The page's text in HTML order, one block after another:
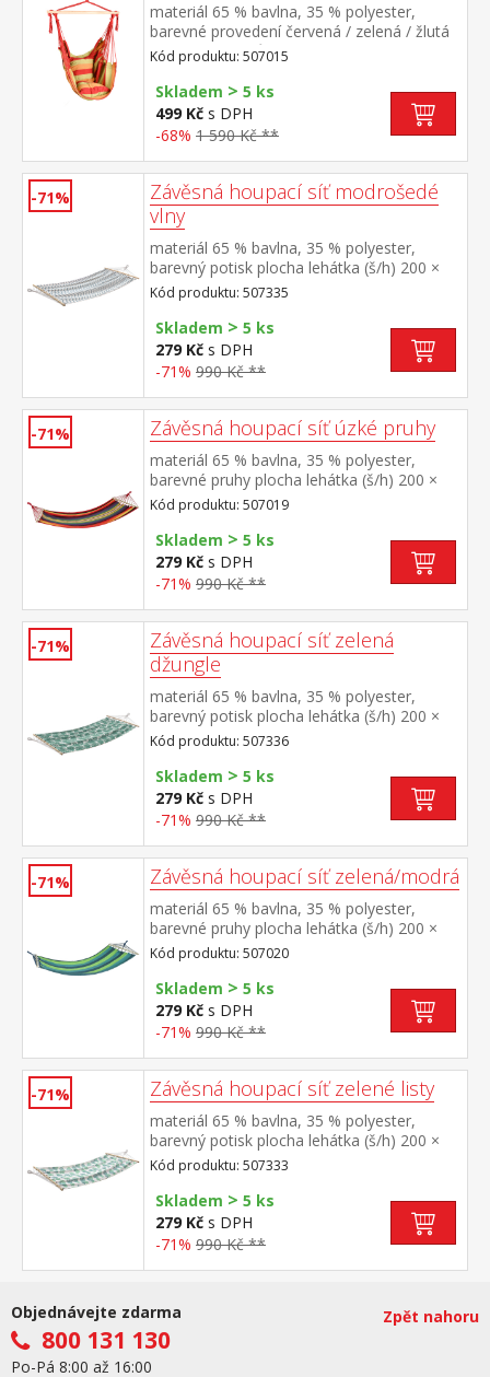
materiál 65 % bavlna, 35 % polyester,
barevné provedení červená / zelená / žlutá
rozměr polštářů (š/h) 35 × 35 cm rozpěrka
z tvrdého masivního dřeva o průměru 3,2
cm a délce 90 cm doporučená nosnost do
120 kg
Kód produktu: 507015
Skladem > 5 ks
499 Kč s DPH
-68% 1 590 Kč **
-71%
Závěsná houpací síť modrošedé
vlny
materiál 65 % bavlna, 35 % polyester,
barevný potisk plocha lehátka (š/h) 200 ×
100 cm doporučená nosnost do 100 kg
Kód produktu: 507335
Skladem > 5 ks
279 Kč s DPH
-71% 990 Kč **
-71% Závěsná houpací síť úzké pruhy
materiál 65 % bavlna, 35 % polyester,
barevné pruhy plocha lehátka (š/h) 200 ×
100 cm doporučená nosnost do 100 kg
Kód produktu: 507019
Skladem > 5 ks
279 Kč s DPH
-71% 990 Kč **
-71%
Závěsná houpací síť zelená
džungle
materiál 65 % bavlna, 35 % polyester,
barevný potisk plocha lehátka (š/h) 200 ×
100 cm doporučená nosnost do 100 kg
Kód produktu: 507336
Skladem > 5 ks
279 Kč s DPH
-71% 990 Kč **
-71% Závěsná houpací síť zelená/modrá
materiál 65 % bavlna, 35 % polyester,
barevné pruhy plocha lehátka (š/h) 200 ×
100 cm doporučená nosnost do 100 kg
Kód produktu: 507020
Skladem > 5 ks
279 Kč s DPH
-71% 990 Kč **
-71% Závěsná houpací síť zelené listy
materiál 65 % bavlna, 35 % polyester,
barevný potisk plocha lehátka (š/h) 200 ×
100 cm doporučená nosnost do 100 kg
Kód produktu: 507333
Skladem > 5 ks
279 Kč s DPH
-71% 990 Kč **
Objednávejte zdarma
800 131 130
Po-Pá 8:00 až 16:00
Zpět nahoru